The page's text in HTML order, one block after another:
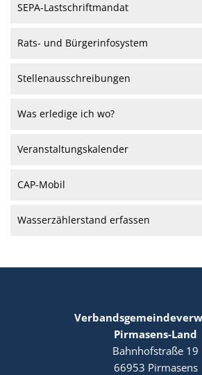
SEPA-Lastschriftmandat
Rats- und Bürgerinfosystem
Stellenausschreibungen
Was erledige ich wo?
Veranstaltungskalender
CAP-Mobil
Wasserzählerstand erfassen
Pirmasens-Land
Bahnhofstraße 19
66953 Pirmasens